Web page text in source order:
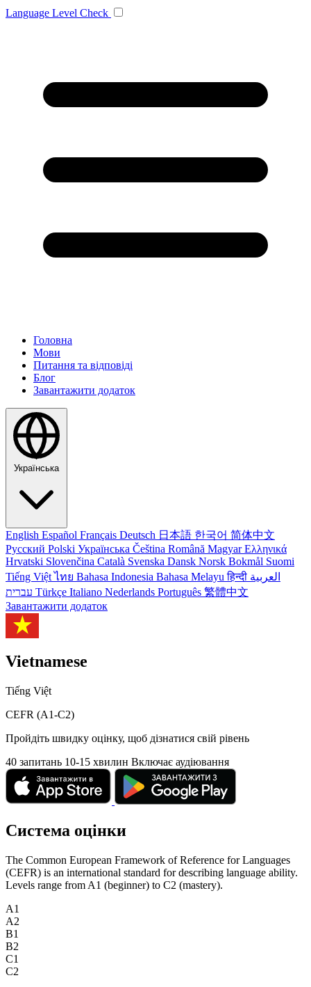
Language Level Check
Головна
Мови
Питання та відповіді
Блог
Завантажити додаток
Українська
English Español Français Deutsch 日本語 한국어 简体中文
Русский Polski Українська Čeština Română MagyarΕλληνικά
Hrvatski Slovenčina Català Svenska Dansk Norsk Bokmål Suomi
Tiếng Việtไทย Bahasa Indonesia Bahasa Melayuहिन्दी العربية
Türkçe Italiano Nederlands Português 繁體中文
Завантажити додаток
Vietnamese
Tiếng Việt
CEFR (A1-C2)
Пройдіть швидку оцінку, щоб дізнатися свій рівень
40 запитань 10-15 хвилин Включає аудіювання
Система оцінки
The Common European Framework of Reference for Languages
(CEFR) is an international standard for describing language ability.
Levels range from A1 (beginner) to C2 (mastery).
A1
A2
B1
B2
C1
C2